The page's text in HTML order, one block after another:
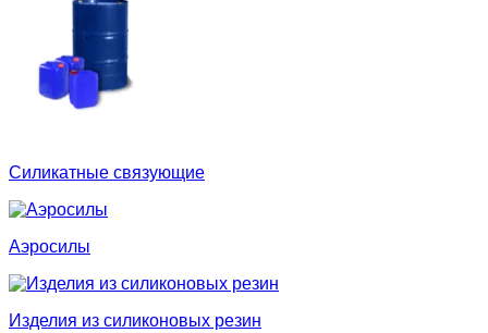
Силикатные связующие
Аэросилы
Изделия из силиконовых резин